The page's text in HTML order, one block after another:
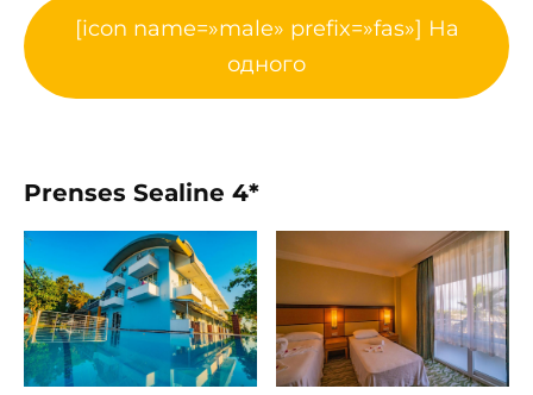
[icon name=»male» prefix=»fas»] На
одного
Prenses Sealine 4*